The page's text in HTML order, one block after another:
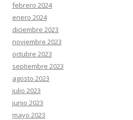
febrero 2024
enero 2024
diciembre 2023
noviembre 2023
octubre 2023
septiembre 2023
agosto 2023
julio 2023
junio 2023
mayo 2023